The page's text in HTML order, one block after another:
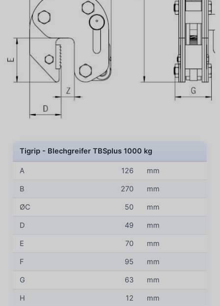
Tigrip - Blechgreifer TBSplus 1000 kg
A 126 mm
B 270 mm
ØC 50 mm
D 49 mm
E 70 mm
F 95 mm
G 63 mm
H 12 mm